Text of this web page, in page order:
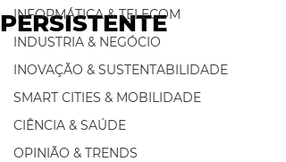
INFORMÁTICA & TELECOM
INDUSTRIA & NEGÓCIO
INOVAÇÃO & SUSTENTABILIDADE
SMART CITIES & MOBILIDADE
CIÊNCIA & SAÚDE
OPINIÃO & TRENDS
PERSISTENTE